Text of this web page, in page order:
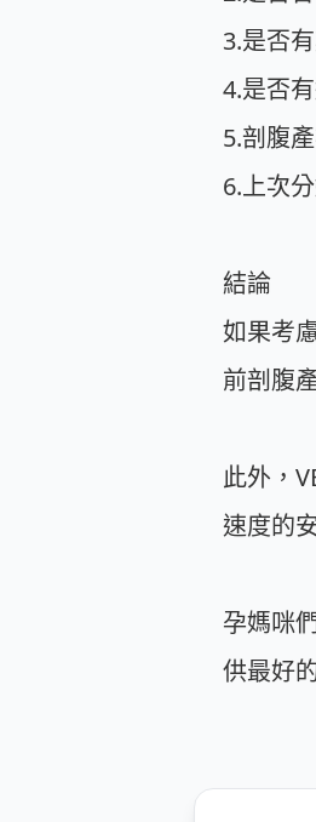
3.是否
4.是否
5.剖腹
6.上次
結論
如果考
前剖腹
此外，
速度的
孕媽咪
供最好